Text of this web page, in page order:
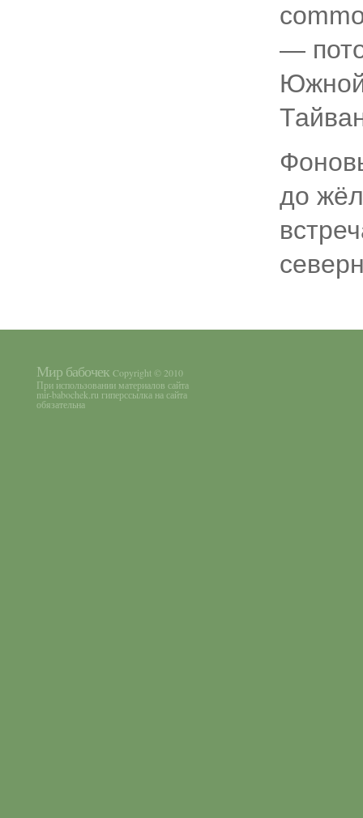
—
до
Мир бабочек Copyright © 2010
При использовании материалов сайта
mir-babochek.ru гиперссылка на сайта
обязательна